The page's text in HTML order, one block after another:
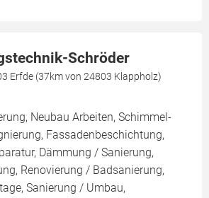
Schröder
Erfde (37km von 24803 Klappholz)
Neubau Arbeiten, Schimmel-
Fassadenbeschichtung,
Dämmung / Sanierung,
Renovierung / Badsanierung,
Sanierung / Umbau,